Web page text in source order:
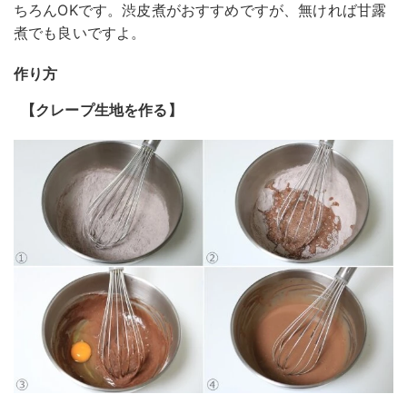
ちろんOKです。渋皮煮がおすすめですが、無ければ甘露
煮でも良いですよ。
作り方
【クレープ生地を作る】